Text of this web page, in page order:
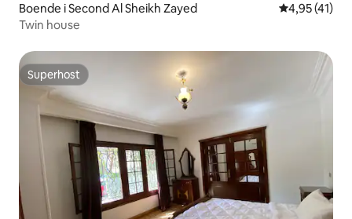
Boende i Second Al Sheikh Zayed 4,95 av 5 i
4,95 (41)
Twin house
Superhost
Superhost